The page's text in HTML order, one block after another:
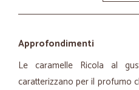
Approfondimenti
Le caramelle Ricola al
caratterizzano per il profumo